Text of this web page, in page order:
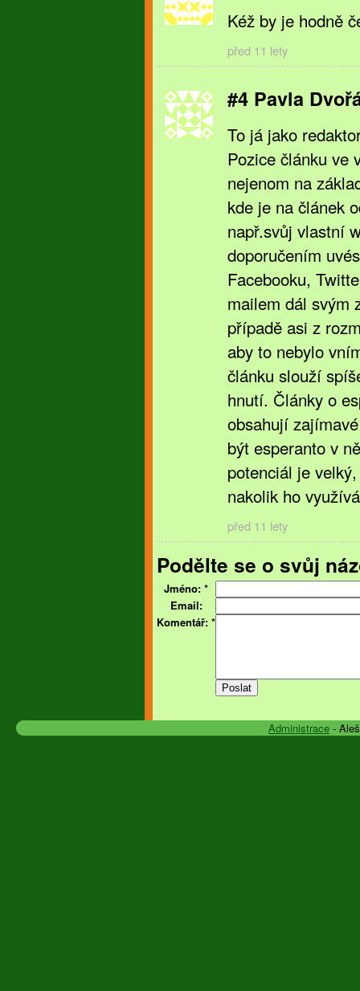
Kéž by je hodně
před 11 lety
#4 Pavla
To já jako
Pozice článku ve
nejenom na
kde je na článek
např.svůj vlastní
doporučením
Facebooku,
mailem dál svým
případě asi z
aby to nebylo
článku slouží
hnutí. Články o
obsahují
být esperanto v
potenciál je
nakolik ho
před 11 lety
Podělte se o svůj
Jméno: *
Email:
Komentář: *
Administrace -